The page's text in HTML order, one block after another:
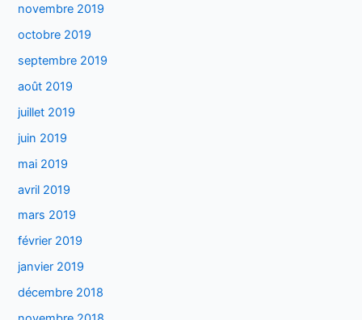
novembre 2019
octobre 2019
septembre 2019
août 2019
juillet 2019
juin 2019
mai 2019
avril 2019
mars 2019
février 2019
janvier 2019
décembre 2018